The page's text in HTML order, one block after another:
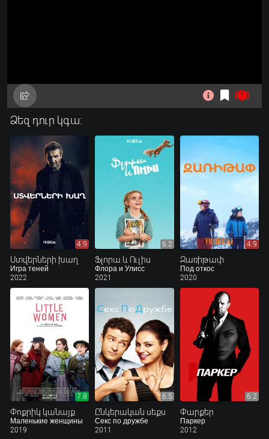
Ձեզ դուր կգա:
4.9
Ստվերների խաղ
Игра теней
2022
6.2
Ֆլորա և Ուլիս
Флора и Улисс
2021
4.9
Զառիթափ
Под откос
2020
7.8
Փոքրիկ կանայք
Маленькие женщины
2019
6.5
Ընկերական սեքս
Секс по дружбе
2011
6.2
Փարքեր
Паркер
2012